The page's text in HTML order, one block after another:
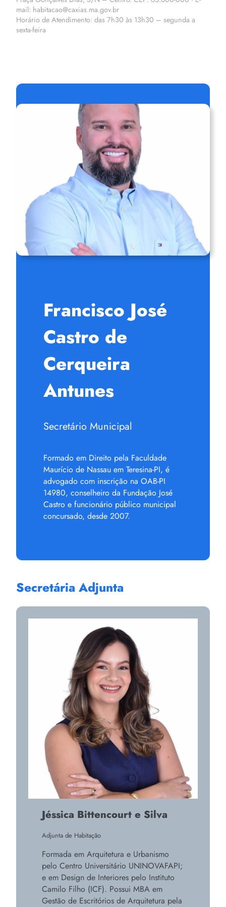
mail: habitacao@caxias.ma.gov.br
Horário de Atendimento: das 7h30 às 13h30 – segunda a
sexta-feira
Francisco José
Castro de
Cerqueira
Antunes
Secretário Municipal
Formado em Direito pela Faculdade
Maurício de Nassau em Teresina-PI, é
advogado com inscrição na OAB-PI
14980, conselheiro da Fundação José
Castro e funcionário público municipal
concursado, desde 2007.
Secretária Adjunta
Jéssica Bittencourt e Silva
Adjunta de Habitação
Formada em Arquitetura e Urbanismo
pelo Centro Universitário UNINOVAFAPI;
e em Design de Interiores pelo Instituto
Camilo Filho (ICF). Possui MBA em
Gestão de Escritórios de Arquitetura pela